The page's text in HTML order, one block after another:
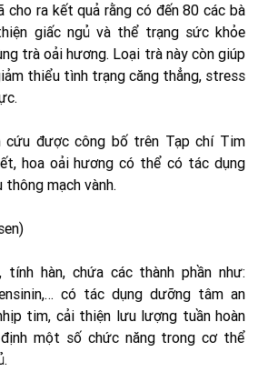
cho ra kết quả rằng có đến 80 các bà
giấc ngủ và thể trạng sức khỏe
trà oải hương. Loại trà này còn giúp
thiểu tình trạng căng thẳng, stress
cứu được công bố trên Tạp chí Tim
hoa oải hương có thể có tác dụng
mạch vành.
hàn, chứa các thành phần như:
có tác dụng dưỡng tâm an
tim, cải thiện lưu lượng tuần hoàn
định một số chức năng trong cơ thể